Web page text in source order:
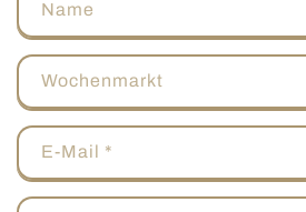
Name
Wochenmarkt
E-Mail *